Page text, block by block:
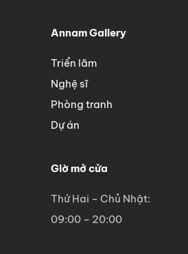
Annam Gallery
Triển lãm
Nghệ sĩ
Phòng tranh
Dự án
Giờ mở cửa
Thứ Hai – Chủ Nhật:
09:00 – 20:00